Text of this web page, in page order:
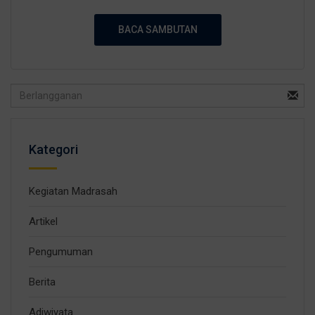
BACA SAMBUTAN
Kategori
Kegiatan Madrasah
Artikel
Pengumuman
Berita
Adiwiyata